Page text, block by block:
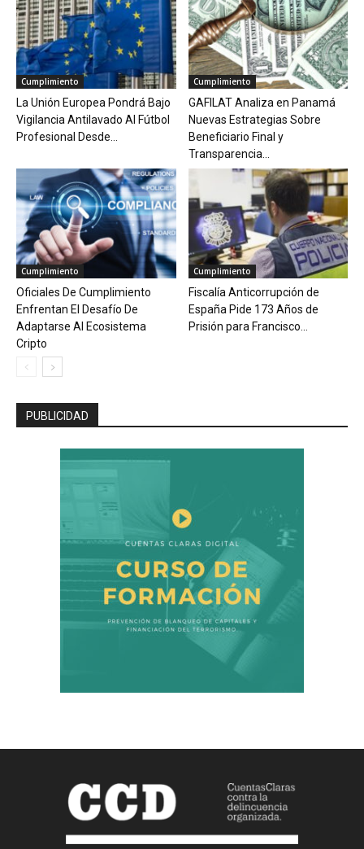
Cumplimiento
La Unión Europea Pondrá Bajo
Vigilancia Antilavado Al Fútbol
Profesional Desde...
Cumplimiento
GAFILAT Analiza en Panamá
Nuevas Estrategias Sobre
Beneficiario Final y
Transparencia...
Cumplimiento
Oficiales De Cumplimiento
Enfrentan El Desafío De
Adaptarse Al Ecosistema
Cripto
Cumplimiento
Fiscalía Anticorrupción de
España Pide 173 Años de
Prisión para Francisco...
PUBLICIDAD